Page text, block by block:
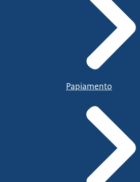
Papiamento